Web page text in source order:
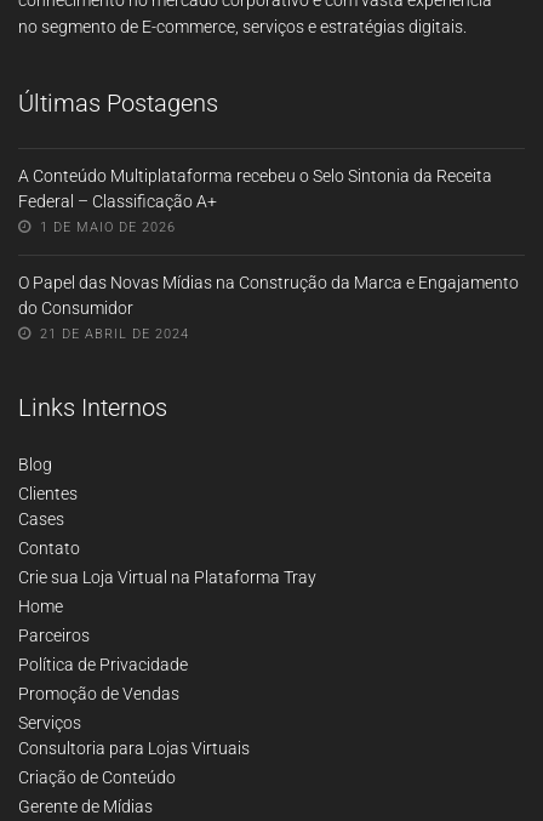
no segmento de E-commerce, serviços e estratégias digitais.
Últimas Postagens
A Conteúdo Multiplataforma recebeu o Selo Sintonia da Receita
Federal – Classificação A+
1 DE MAIO DE 2026
O Papel das Novas Mídias na Construção da Marca e Engajamento
do Consumidor
21 DE ABRIL DE 2024
Links Internos
Blog
Clientes
Cases
Contato
Crie sua Loja Virtual na Plataforma Tray
Home
Parceiros
Política de Privacidade
Promoção de Vendas
Serviços
Consultoria para Lojas Virtuais
Criação de Conteúdo
Gerente de Mídias